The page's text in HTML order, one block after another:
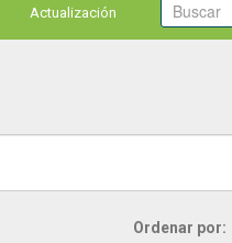
Actualización
Ordenar por